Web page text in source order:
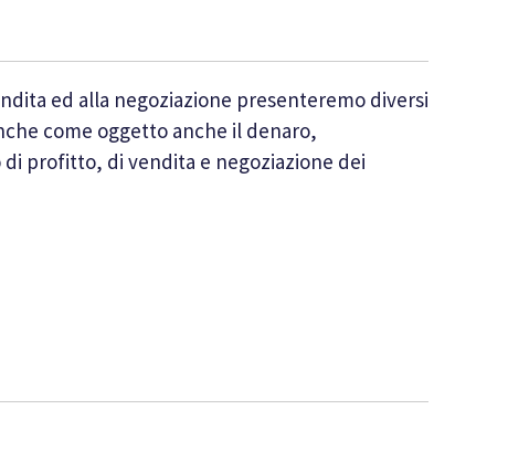
ed alla negoziazione presenteremo diversi
come oggetto anche il denaro,
profitto, di vendita e negoziazione dei